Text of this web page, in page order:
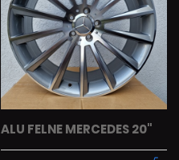
ALU FELNE MERCEDES 20"